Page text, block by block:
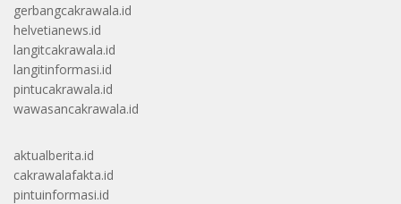
gerbangcakrawala.id
helvetianews.id
langitcakrawala.id
langitinformasi.id
pintucakrawala.id
wawasancakrawala.id
aktualberita.id
cakrawalafakta.id
pintuinformasi.id